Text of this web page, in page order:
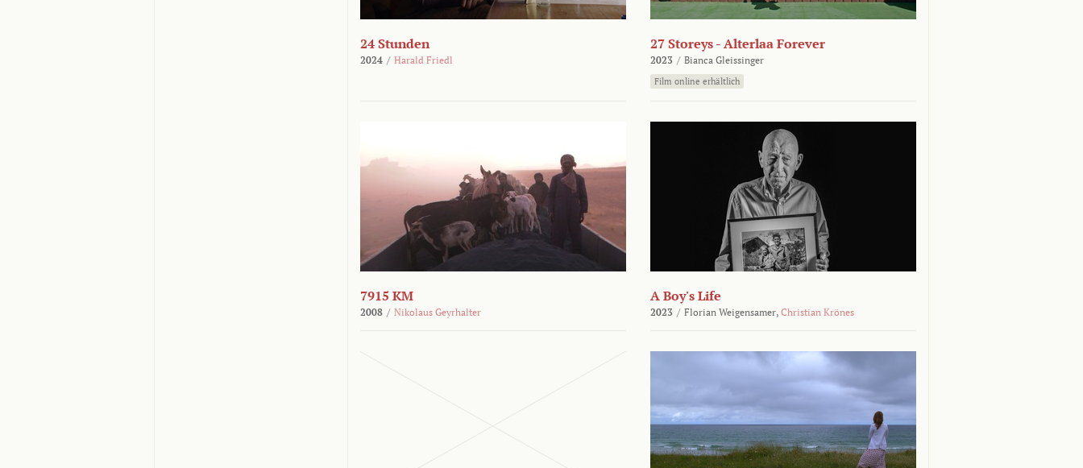
24 Stunden
2024 / Harald Friedl
27 Storeys - Alterlaa Forever
2023 / Bianca Gleissinger
Film online erhältlich
7915 KM
2008 / Nikolaus Geyrhalter
A Boy's Life
2023 / Florian Weigensamer, Christian Krönes